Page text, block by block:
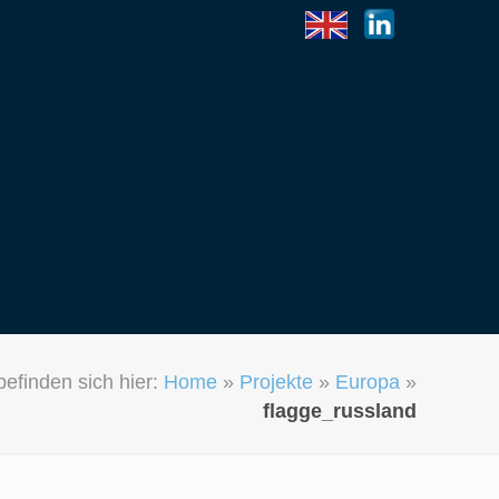
sich hier: Home» Projekte» Europa»
flagge_russland